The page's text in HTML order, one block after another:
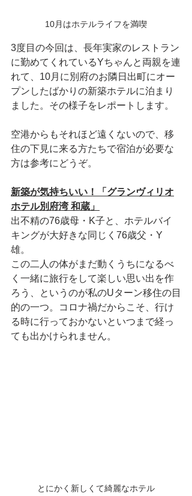
10月はホテルライフを満喫
3度目の今回は、長年実家のレストラン
に勤めてくれているYちゃんと両親を連
れて、10月に別府のお隣日出町にオー
プンしたばかりの新築ホテルに泊まり
ました。その様子をレポートします。
空港からもそれほど遠くないので、移
住の下見に来る方たちで宿泊が必要な
方は参考にどうぞ。
新築が気持ちいい！「グランヴィリオ
ホテル別府湾 和蔵」
出不精の76歳母・K子と、ホテルバイ
キングが大好きな同じく76歳父・Y
雄。
この二人の体がまだ動くうちになるべ
く一緒に旅行をして楽しい思い出を作
ろう、というのが私のUターン移住の目
的の一つ。コロナ禍だからこそ、行け
る時に行っておかないといつまで経っ
ても出かけられません。
とにかく新しくて綺麗なホテル